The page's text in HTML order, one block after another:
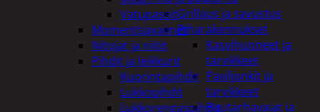
Grillaus ja savustus
Piharakennukset
Kasvihuoneet ja
tarvikkeet
Paviljonkit ja
tarvikkeet
Puutarhavajat ja
Vatupassit
Momenttiavaimet
Nitojat ja niitit
Pihdit ja leikkurit
Kuorintapihdit
Lukkopihdit
Lukkorengaspihdit